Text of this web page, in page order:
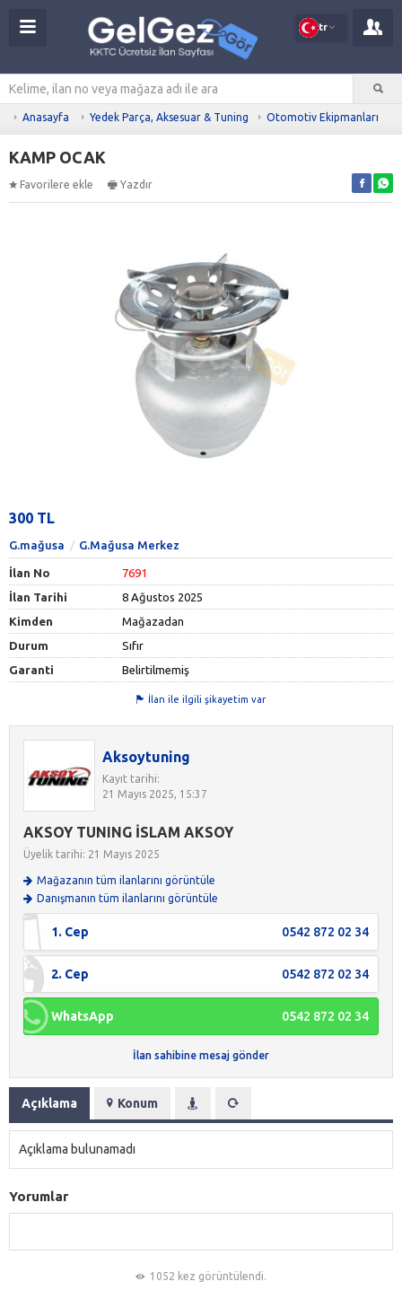
tr
Anasayfa Yedek Parça, Aksesuar & Tuning Otomotiv Ekipmanları
KAMP OCAK
Favorilere ekle Yazdır
300 TL
G.mağusa G.Mağusa Merkez
İlan No
7691
İlan Tarihi
8 Ağustos 2025
Kimden
Mağazadan
Durum
Sıfır
Garanti
Belirtilmemiş
İlan ile ilgili şikayetim var
Aksoytuning
Kayıt tarihi:
21 Mayıs 2025, 15:37
AKSOY TUNING İSLAM AKSOY
Üyelik tarihi: 21 Mayıs 2025
Mağazanın tüm ilanlarını görüntüle
Danışmanın tüm ilanlarını görüntüle
1. Cep 0542 872 02 34
2. Cep 0542 872 02 34
WhatsApp 0542 872 02 34
İlan sahibine mesaj gönder
Açıklama Konum
Açıklama bulunamadı
Yorumlar
1052 kez görüntülendi.